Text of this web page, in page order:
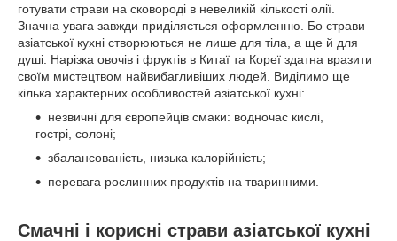
готувати страви на сковороді в невеликій кількості олії.
Значна увага завжди приділяється оформленню. Бо страви
азіатської кухні створюються не лише для тіла, а ще й для
душі. Нарізка овочів і фруктів в Китаї та Кореї здатна вразити
своїм мистецтвом найвибагливіших людей. Виділимо ще
кілька характерних особливостей азіатської кухні:
незвичні для європейців смаки: водночас кислі,
гострі, солоні;
збалансованість, низька калорійність;
перевага рослинних продуктів на тваринними.
Смачні і корисні страви азіатської кухні